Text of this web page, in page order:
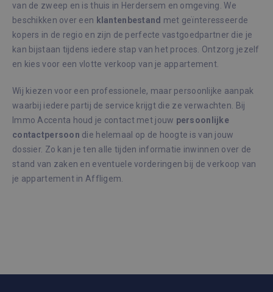
van de zweep en is thuis in Herdersem en omgeving. We
beschikken over een klantenbestand met geïnteresseerde
kopers in de regio en zijn de perfecte vastgoedpartner die je
kan bijstaan tijdens iedere stap van het proces. Ontzorg jezelf
en kies voor een vlotte verkoop van je appartement.
Wij kiezen voor een professionele, maar persoonlijke aanpak
waarbij iedere partij de service krijgt die ze verwachten. Bij
Immo Accenta houd je contact met jouw persoonlijke
contactpersoon die helemaal op de hoogte is van jouw
dossier. Zo kan je ten alle tijden informatie inwinnen over de
stand van zaken en eventuele vorderingen bij de verkoop van
je appartement in Affligem.
Naam
Domein
Vervaldatum
www.google.com
CookieScriptConsent
CookieScript
immoaccenta.be
1 maand